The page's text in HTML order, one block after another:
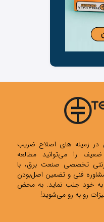
در زمینه های اصلاح ضریب
را می‌توانید مطالعه
تخصصی صنعت برق، با
فنی و تضمین اصل‌بودن
به خود جلب نماید. به محض
رو به رو می‌شوید!